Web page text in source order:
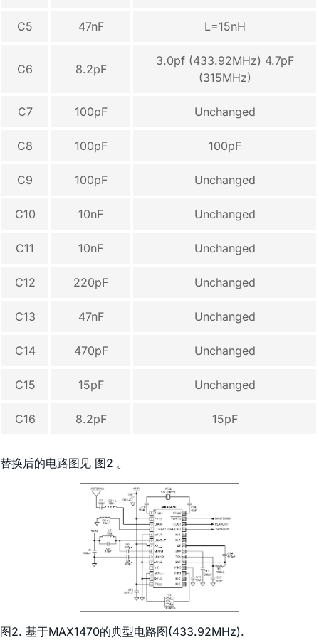
C5 47nF L=15nH
C6 8.2pF
3.0pf (433.92MHz) 4.7pF
(315MHz)
C7 100pF Unchanged
C8 100pF 100pF
C9 100pF Unchanged
C10 10nF Unchanged
C11 10nF Unchanged
C12 220pF Unchanged
C13 47nF Unchanged
C14 470pF Unchanged
C15 15pF Unchanged
C16 8.2pF 15pF
替换后的电路图见 图2 。
图2. 基于MAX1470的典型电路图(433.92MHz).